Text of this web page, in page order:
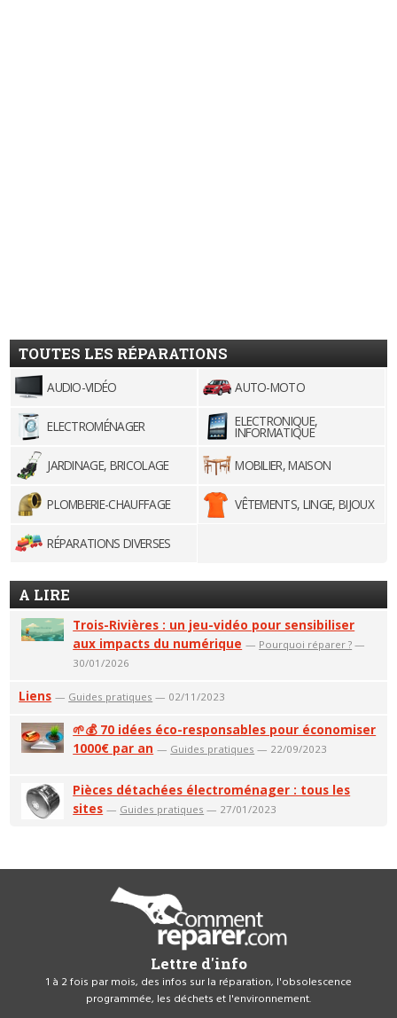
TOUTES LES RÉPARATIONS
AUDIO-VIDÉO AUTO-MOTO
ELECTROMÉNAGER ELECTRONIQUE,
INFORMATIQUE
JARDINAGE, BRICOLAGE
MOBILIER, MAISON
PLOMBERIE-CHAUFFAGE VÊTEMENTS, LINGE, BIJOUX
RÉPARATIONS DIVERSES
A LIRE
Trois-Rivières : un jeu-vidéo pour sensibiliser
aux impacts du numérique — Pourquoi réparer ? —
30/01/2026
Liens — Guides pratiques — 02/11/2023
🌱💰 70 idées éco-responsables pour économiser
1000€ par an — Guides pratiques — 22/09/2023
Pièces détachées électroménager : tous les
sites — Guides pratiques — 27/01/2023
Lettre d'info
1 à 2 fois par mois, des infos sur la réparation, l'obsolescence
programmée, les déchets et l'environnement.